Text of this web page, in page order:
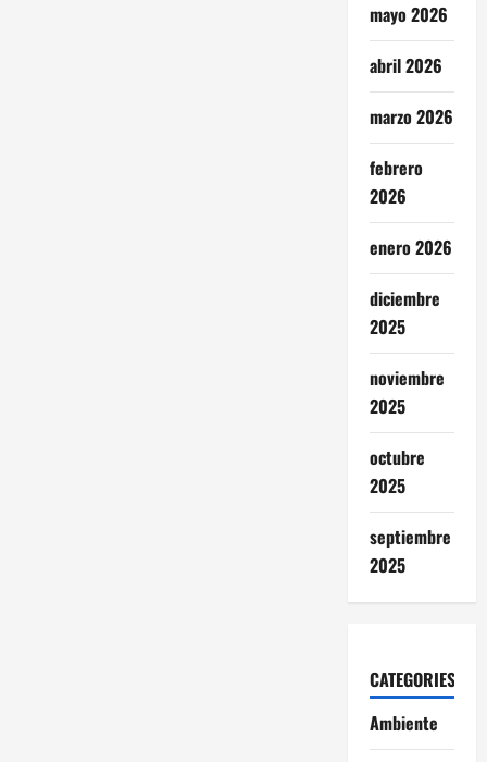
mayo 2026
abril 2026
marzo 2026
febrero
2026
enero 2026
diciembre
2025
noviembre
2025
octubre
2025
septiembre
2025
CATEGORIES
Ambiente